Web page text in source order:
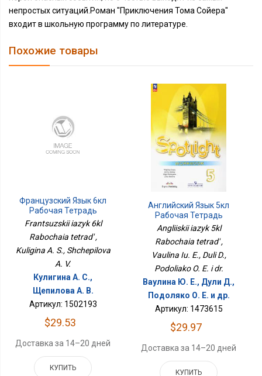
непростых ситуаций.Роман "Приключения Тома Сойера"
входит в школьную программу по литературе.
Похожие товары
Французский Язык 6кл
Рабочая Тетрадь
Frantsuzskii iazyk 6kl
Rabochaia tetrad' ,
Kuligina A. S., Shchepilova
A. V.
Кулигина А. С.,
Щепилова А. В.
Артикул: 1502193
$29.53
Доставка за 14–20 дней
КУПИТЬ
Английский Язык 5кл
Рабочая Тетрадь
Angliiskii iazyk 5kl
Rabochaia tetrad' ,
Vaulina Iu. E., Duli D.,
Podoliako O. E. i dr.
Ваулина Ю. Е., Дули Д.,
Подоляко О. Е. и др.
Артикул: 1473615
$29.97
Доставка за 14–20 дней
КУПИТЬ